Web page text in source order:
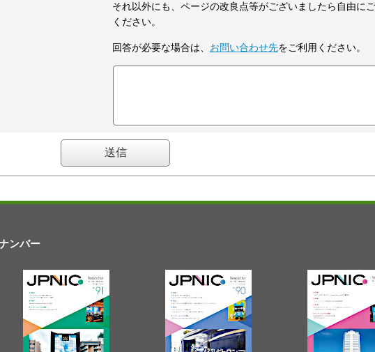
それ以外にも、ページの改良点等がございましたら自由に
ください。
回答が必要な場合は、 お問い合わせ先をご利用ください。
ンバー